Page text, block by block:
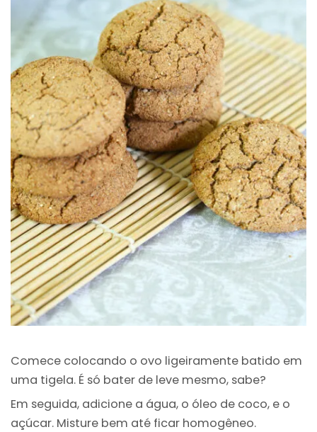
Comece colocando o ovo ligeiramente batido em
uma tigela. É só bater de leve mesmo, sabe?
Em seguida, adicione a água, o óleo de coco, e o
açúcar. Misture bem até ficar homogêneo.